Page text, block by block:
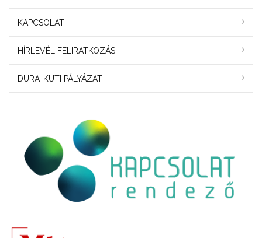
KAPCSOLAT
HÍRLEVÉL FELIRATKOZÁS
DURA-KUTI PÁLYÁZAT